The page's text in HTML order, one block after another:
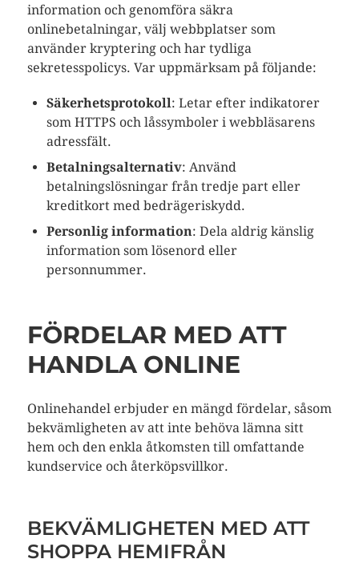
information och genomföra säkra
onlinebetalningar, välj webbplatser som
använder kryptering och har tydliga
sekretesspolicys. Var uppmärksam på följande:
Säkerhetsprotokoll: Letar efter indikatorer
som HTTPS och låssymboler i webbläsarens
adressfält.
Betalningsalternativ: Använd
betalningslösningar från tredje part eller
kreditkort med bedrägeriskydd.
Personlig information: Dela aldrig känslig
information som lösenord eller
personnummer.
FÖRDELAR MED ATT
HANDLA ONLINE
Onlinehandel erbjuder en mängd fördelar, såsom
bekvämligheten av att inte behöva lämna sitt
hem och den enkla åtkomsten till omfattande
kundservice och återköpsvillkor.
BEKVÄMLIGHETEN MED ATT
SHOPPA HEMIFRÅN